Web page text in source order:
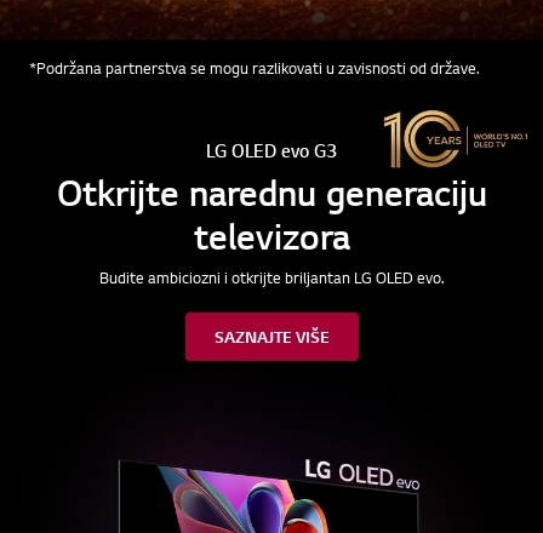
*Podržana partnerstva se mogu razlikovati u zavisnosti od države.
LG OLED evo G3
Otkrijte narednu generaciju
televizora
Budite ambiciozni i otkrijte briljantan LG OLED evo.
SAZNAJTE VIŠE